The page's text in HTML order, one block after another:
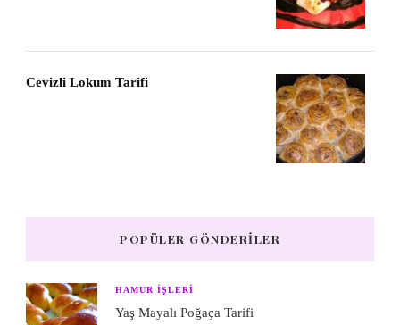
Cevizli Lokum Tarifi
POPÜLER GÖNDERILER
HAMUR IŞLERI
Yaş Mayalı Poğaça Tarifi